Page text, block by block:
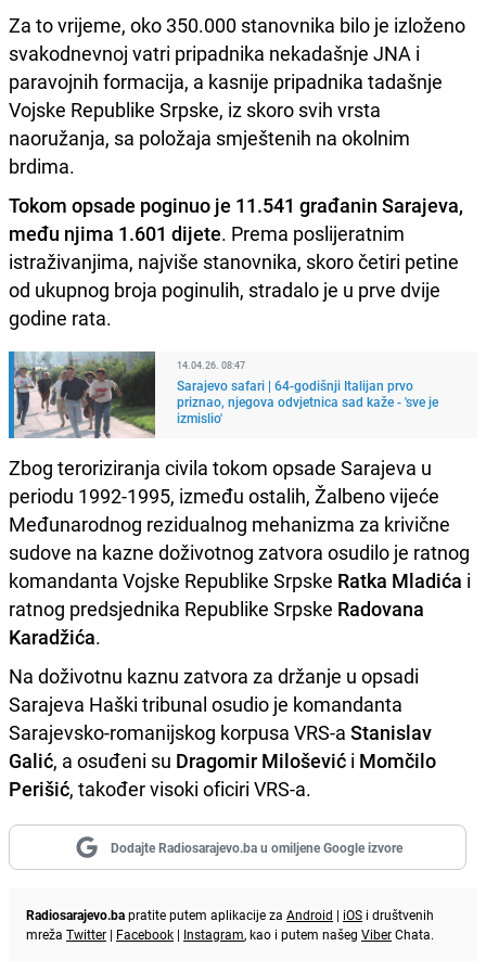
Za to vrijeme, oko 350.000 stanovnika bilo je izloženo
svakodnevnoj vatri pripadnika nekadašnje JNA i
paravojnih formacija, a kasnije pripadnika tadašnje
Vojske Republike Srpske, iz skoro svih vrsta
naoružanja, sa položaja smještenih na okolnim
brdima.
Tokom opsade poginuo je 11.541 građanin Sarajeva,
među njima 1.601 dijete. Prema poslijeratnim
istraživanjima, najviše stanovnika, skoro četiri petine
od ukupnog broja poginulih, stradalo je u prve dvije
godine rata.
14.04.26. 08:47
Sarajevo safari | 64-godišnji Italijan prvo
priznao, njegova odvjetnica sad kaže - 'sve je
izmislio'
Zbog teroriziranja civila tokom opsade Sarajeva u
periodu 1992-1995, između ostalih, Žalbeno vijeće
Međunarodnog rezidualnog mehanizma za krivične
sudove na kazne doživotnog zatvora osudilo je ratnog
komandanta Vojske Republike Srpske Ratka Mladića i
ratnog predsjednika Republike Srpske Radovana
Karadžića.
Na doživotnu kaznu zatvora za držanje u opsadi
Sarajeva Haški tribunal osudio je komandanta
Sarajevsko-romanijskog korpusa VRS-a Stanislav
Galić, a osuđeni su Dragomir Milošević i Momčilo
Perišić, također visoki oficiri VRS-a.
Dodajte Radiosarajevo.ba u omiljene Google izvore
Radiosarajevo.bapratite putem aplikacije za Android | iOS i društvenih
mreža Twitter | Facebook | Instagram, kao i putem našeg ViberChata.